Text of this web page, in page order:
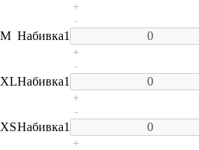
+
M Набивка1
-
+
XLНабивка1
-
+
XSНабивка1
-
+